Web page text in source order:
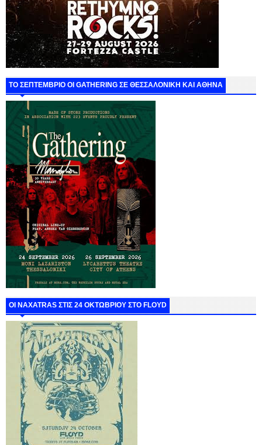
ΤΟ ΣΕΠΤΕΜΒΡΙΟ ΟΙ GATHERING ΣΕ ΘΕΣΣΑΛΟΝΙΚΗ ΚΑΙ ΑΘΗΝΑ
ΟΙ NAXATRAS ΣΤΙΣ 24 ΟΚΤΩΒΡΙΟΥ ΣΤΟ FLOYD